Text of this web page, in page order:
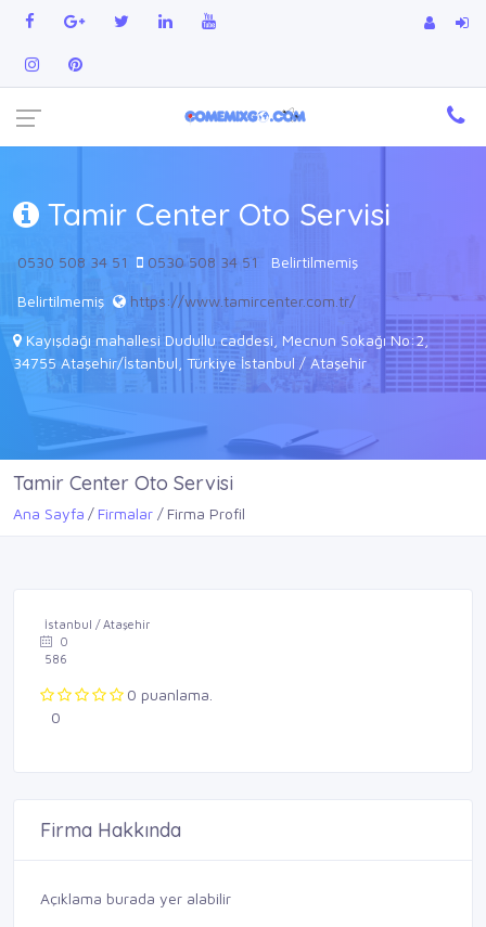
Tamir Center Oto Servisi
0530 508 34 51 0530 508 34 51 Belirtilmemiş
Belirtilmemiş https://www.tamircenter.com.tr/
Kayışdağı mahallesi Dudullu caddesi, Mecnun Sokağı No:2,
34755 Ataşehir/İstanbul, Türkiye İstanbul / Ataşehir
Tamir Center Oto Servisi
Ana Sayfa Firmalar Firma Profil
İstanbul / Ataşehir
0
586
0 puanlama.
0
Firma Hakkında
Açıklama burada yer alabilir